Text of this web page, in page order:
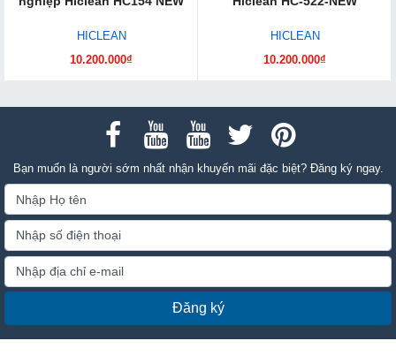
HICLEAN
10.200.000₫
HICLEAN
10.200.000₫
Bạn muốn là người sớm nhất nhận khuyến mãi đặc biệt? Đăng ký ngay.
Đăng ký